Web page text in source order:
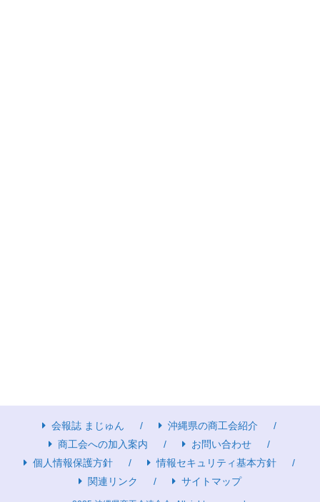
会報誌 まじゅん
沖縄県の商工会紹介
商工会への加入案内
お問い合わせ
個人情報保護方針
情報セキュリティ基本方針
関連リンク
サイトマップ